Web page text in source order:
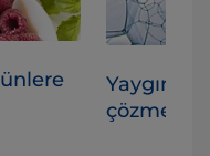
Yaygın
çözme